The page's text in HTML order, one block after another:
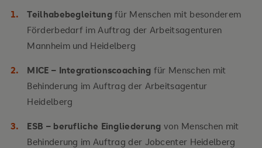
Teilhabebegleitungfür Menschen mit besonderem
Förderbedarf im Auftrag der Arbeitsagenturen
Mannheim und Heidelberg
MICE – Integrationscoaching für Menschen mit
Behinderung im Auftrag der Arbeitsagentur
Heidelberg
ESB – berufliche Eingliederung von Menschen mit
Behinderung im Auftrag der Jobcenter Heidelberg